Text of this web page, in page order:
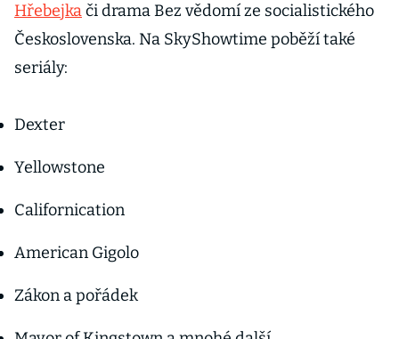
Hřebejkači drama Bez vědomí ze socialistického
Československa. Na SkyShowtime poběží také
seriály:
Dexter
Yellowstone
Californication
American Gigolo
Zákon a pořádek